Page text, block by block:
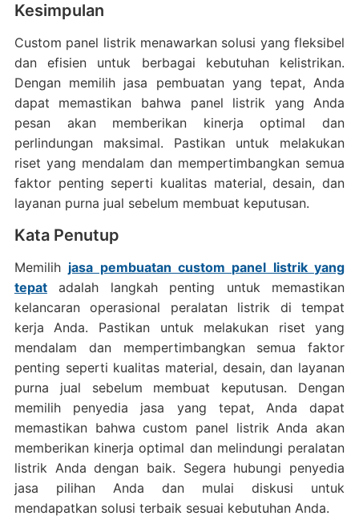
Kesimpulan
Custom panel listrik menawarkan solusi yang fleksibel
dan efisien untuk berbagai kebutuhan kelistrikan.
Dengan memilih jasa pembuatan yang tepat, Anda
dapat memastikan bahwa panel listrik yang Anda
pesan akan memberikan kinerja optimal dan
perlindungan maksimal. Pastikan untuk melakukan
riset yang mendalam dan mempertimbangkan semua
faktor penting seperti kualitas material, desain, dan
layanan purna jual sebelum membuat keputusan.
Kata Penutup
Memilih jasa pembuatan custom panel listrik yang
tepatadalah langkah penting untuk memastikan
kelancaran operasional peralatan listrik di tempat
kerja Anda. Pastikan untuk melakukan riset yang
mendalam dan mempertimbangkan semua faktor
penting seperti kualitas material, desain, dan layanan
purna jual sebelum membuat keputusan. Dengan
memilih penyedia jasa yang tepat, Anda dapat
memastikan bahwa custom panel listrik Anda akan
memberikan kinerja optimal dan melindungi peralatan
listrik Anda dengan baik. Segera hubungi penyedia
jasa pilihan Anda dan mulai diskusi untuk
mendapatkan solusi terbaik sesuai kebutuhan Anda.